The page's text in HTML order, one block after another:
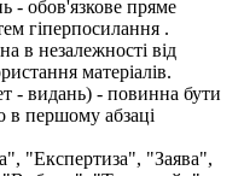
- обов'язкове пряме
гіперпосилання .
в незалежності від
матеріалів.
- видань) - повинна бути
в першому абзаці
"Експертиза", "Заява",